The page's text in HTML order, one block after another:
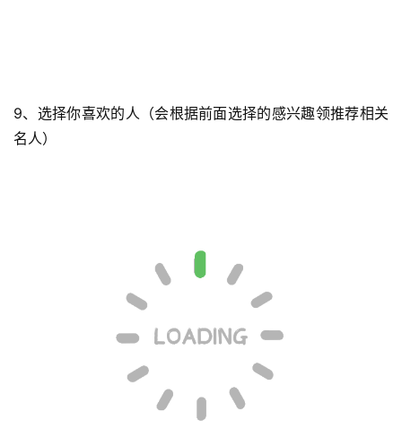
9、选择你喜欢的人（会根据前面选择的感兴趣领推荐相关
名人）